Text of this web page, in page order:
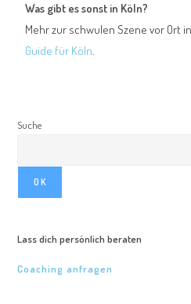
Was gibt es sonst in Köln?
Mehr zur schwulen Szene vor Ort
Guide für Köln.
Suche
OK
Lass dich persönlich beraten
Coaching anfragen